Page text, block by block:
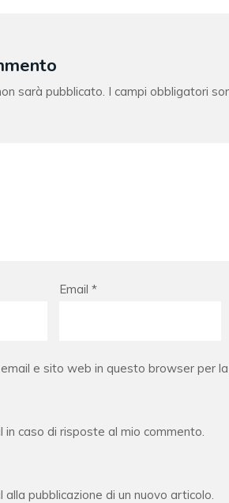
sarà pubblicato. I campi obbligatori
Email *
e sito web in questo browser per
caso di risposte al mio commento.
pubblicazione di un nuovo articolo.